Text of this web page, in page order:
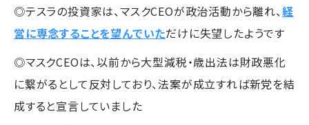
◎テスラの投資家は、マスクCEOが政治活動から離れ、経
営に専念することを望んでいただけに失望したようです
◎マスクCEOは、以前から大型減税・歳出法は財政悪化
に繋がるとして反対しており、法案が成立すれば新党を結
成すると宣言していました